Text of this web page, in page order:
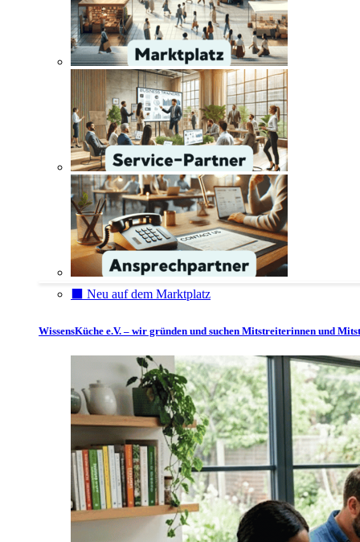
⬛️ Neu auf dem Marktplatz
WissensKüche e.V. – wir gründen und suchen Mitstreiterinnen und